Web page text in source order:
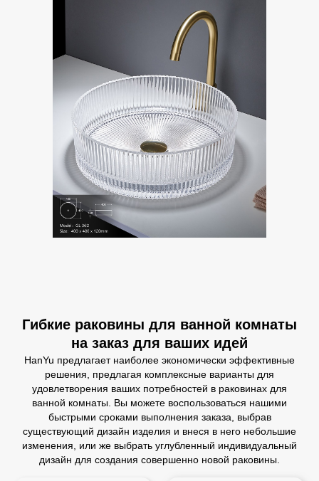
Гибкие раковины для ванной комнаты
на заказ для ваших идей
HanYu предлагает наиболее экономически эффективные
решения, предлагая комплексные варианты для
удовлетворения ваших потребностей в раковинах для
ванной комнаты. Вы можете воспользоваться нашими
быстрыми сроками выполнения заказа, выбрав
существующий дизайн изделия и внеся в него небольшие
изменения, или же выбрать углубленный индивидуальный
дизайн для создания совершенно новой раковины.